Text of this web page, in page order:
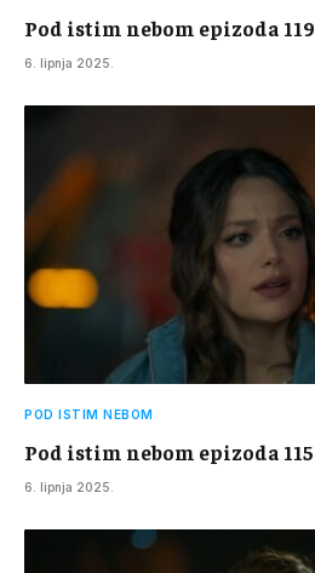
Pod istim nebom epizoda 119
6. lipnja 2025.
POD ISTIM NEBOM
Pod istim nebom epizoda 115
6. lipnja 2025.